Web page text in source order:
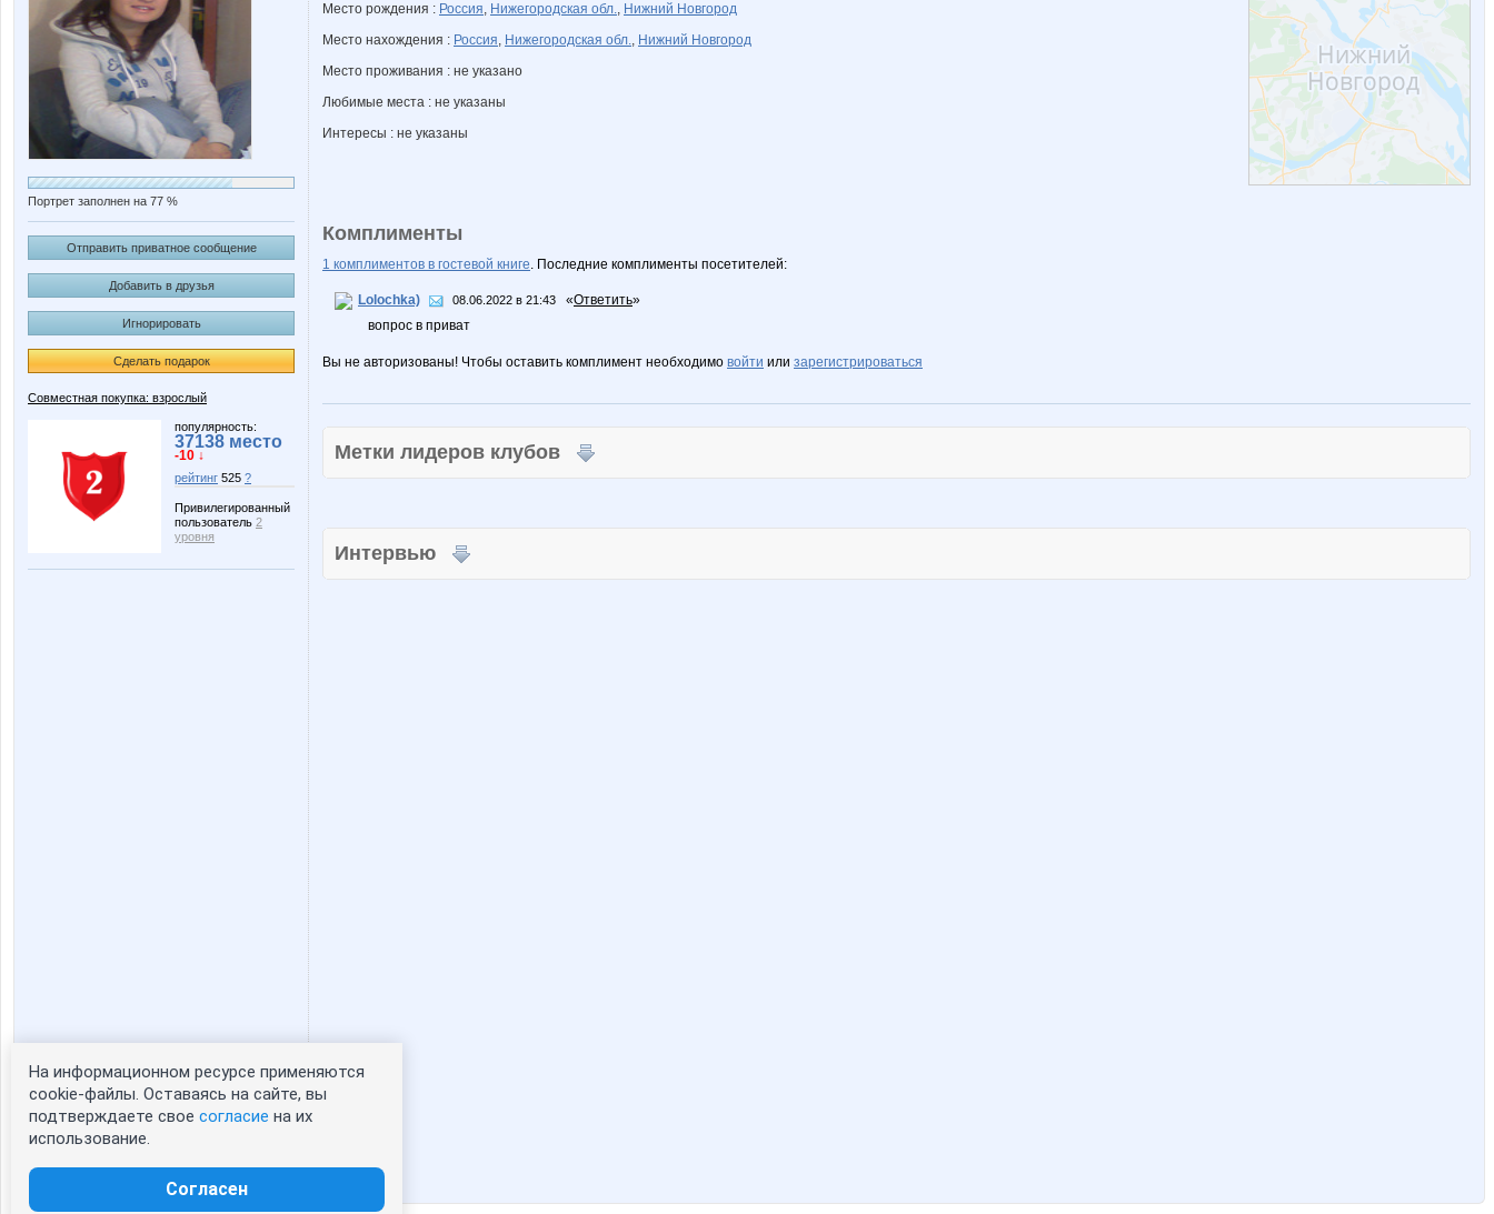
Портрет заполнен на 77 %
Отправить приватное сообщение
Добавить в друзья
Игнорировать
Сделать подарок
Совместная покупка: взрослый
популярность:
37138 место
-10 ↓
рейтинг 525 ?
Привилегированный
пользователь 2
уровня
Статистика портрета:
сейчас просматривают портрет - 0
зарегистрированные пользователи
Место рождения : Россия, Нижегородская обл., Нижний Новгород
Место нахождения : Россия, Нижегородская обл., Нижний Новгород
Место проживания : не указано
Любимые места : не указаны
Интересы : не указаны
Комплименты
1 комплиментов в гостевой книге. Последние комплименты посетителей:
Lolochka) 08.06.2022 в 21:43 «Ответить»
вопрос в приват
Вы не авторизованы! Чтобы оставить комплимент необходимо войти или зарегистрироваться
Метки лидеров клубов
Интервью
На информационном ресурсе применяются
cookie-файлы. Оставаясь на сайте, вы
подтверждаете свое согласие на их
использование.
Согласен